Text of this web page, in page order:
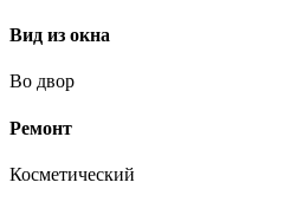
Вид из окна
Во двор
Ремонт
Косметический